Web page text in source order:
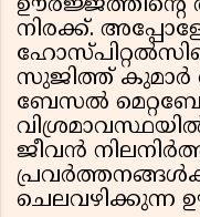
ഊർജ്ജത്തിൻ്റെ
നിരക്ക്.
സുജിത്ത് കുമാർ
ബേസൽ
ജീവൻ